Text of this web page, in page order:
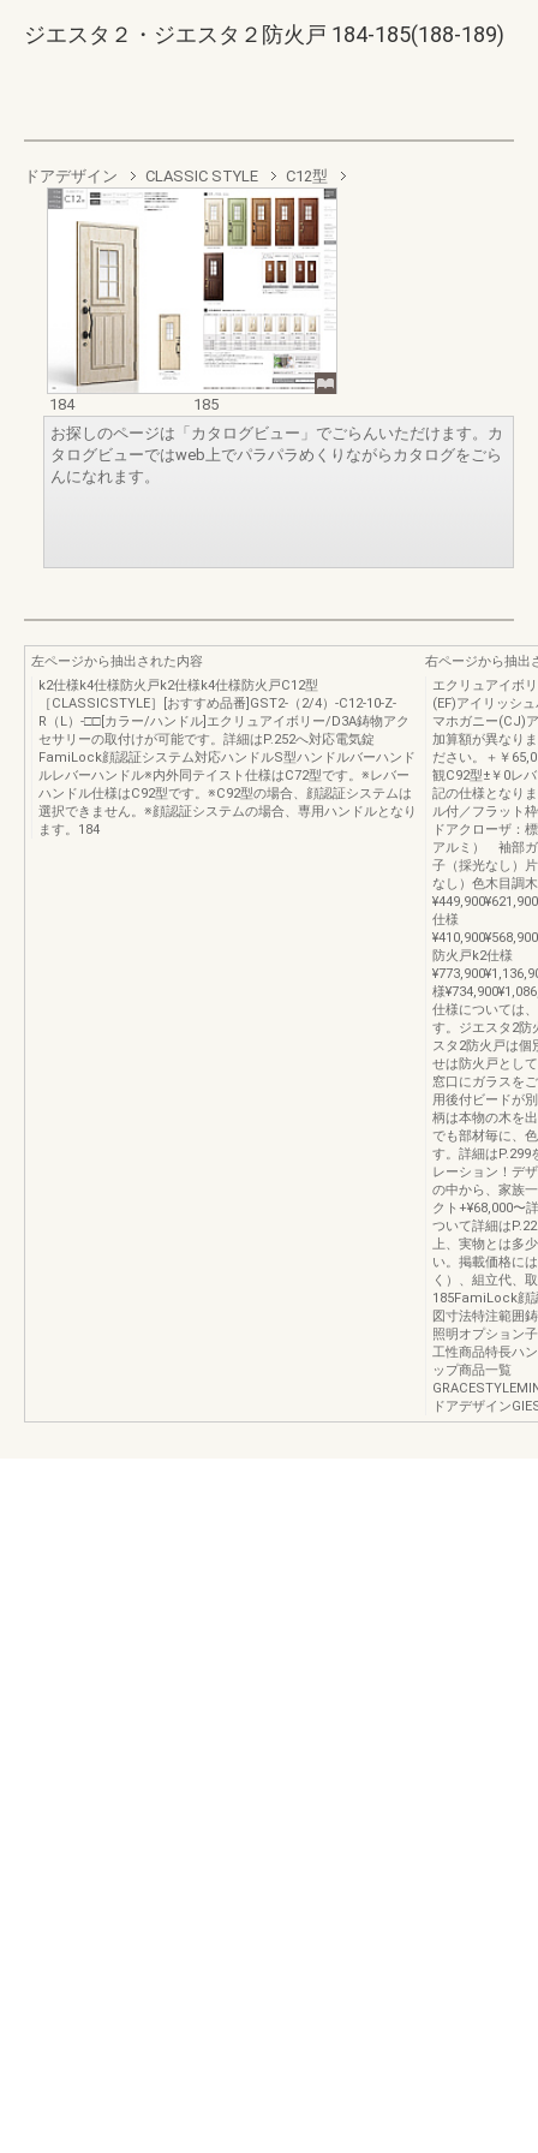
ジエスタ２・ジエスタ２防火戸 184-185(188-189)
ドアデザイン CLASSIC STYLE C12型
184
185
お探しのページは「カタログビュー」でごらんいただけます。カ
タログビューではweb上でパラパラめくりながらカタログをごら
んになれます。
左ページから抽出された内容
k2仕様k4仕様防火戸k2仕様k4仕様防火戸C12型
［CLASSICSTYLE］[おすすめ品番]GST2-（2/4）-C12-10-Z-
R（L）-□□[カラー/ハンドル]エクリュアイボリー/D3A鋳物アク
セサリーの取付けが可能です。詳細はP.252へ対応電気錠
FamiLock顔認証システム対応ハンドルS型ハンドルバーハンド
ルレバーハンドル※内外同テイスト仕様はC72型です。※レバー
ハンドル仕様はC92型です。※C92型の場合、顔認証システムは
選択できません。※顔認証システムの場合、専用ハンドルとなり
ます。184
右ページから抽出
エクリュアイボ
(EF)アイリッシ
マホガニー(CJ)
加算額が異なり
ださい。＋￥
観C92型±￥0レ
記の仕様となり
ル付／フラット
ドアクローザ：
アルミ） 袖部ガ
子（採光なし）
なし）色木目調
仕様
防火戸k2仕様
様
仕様については
す。ジエスタ2防
スタ2防火戸は個
せは防火戸とし
窓口にガラスを
用後付ビードが
柄は本物の木を
でも部材毎に、
す。詳細はP.299
レーション！デ
の中から、家族
クト+¥68,000〜
ついて詳細は
上、実物とは多
い。掲載価格に
く）、組立代、
185FamiLock顔
図寸法特注範囲
照明オプション
工性商品特長ハ
ップ商品一覧
ドアデザイン